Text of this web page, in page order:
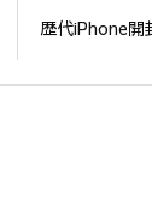
歴代iPhone開